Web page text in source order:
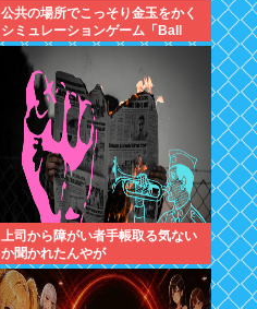
公共の場所でこっそり金玉をかく
シミュレーションゲーム「Ball
Scratch Simulator」がSteamで
発表される
上司から障がい者手帳取る気ない
か聞かれたんやが